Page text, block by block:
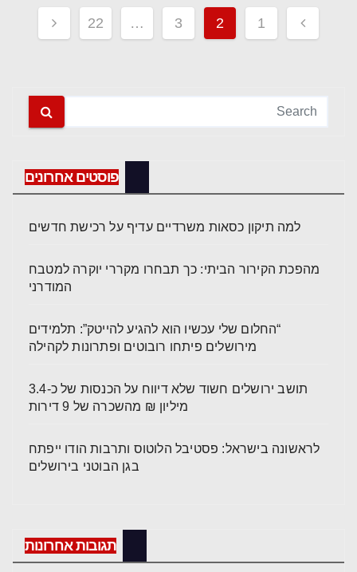
Posts
pagination
1
2
3
…
22
פוסטים אחרונים
למה תיקון כסאות משרדיים עדיף על רכישת חדשים
מהפכת הקירור הביתי: כך תבחרו מקררי יוקרה למטבח
המודרני
“החלום שלי עכשיו הוא להגיע להייטק”: תלמידים
מירושלים פיתחו רובוטים ופתרונות לקהילה
תושב ירושלים חשוד שלא דיווח על הכנסות של כ-3.4
מיליון ₪ מהשכרה של 9 דירות
לראשונה בישראל: פסטיבל הלוטוס ותרבות הודו ייפתח
בגן הבוטני בירושלים
תגובות אחרונות